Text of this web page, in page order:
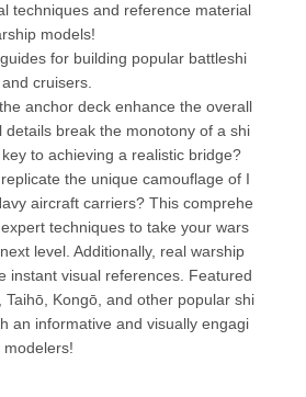
techniques and reference material
models!
for building popular battleshi
cruisers.
anchor deck enhance the overall
details break the monotony of a shi
key to achieving a realistic bridge?
the unique camouflage of I
aircraft carriers? This comprehe
techniques to take your wars
level. Additionally, real warship
instant visual references. Featured
Taihō, Kongō, and other popular shi
an informative and visually engagi